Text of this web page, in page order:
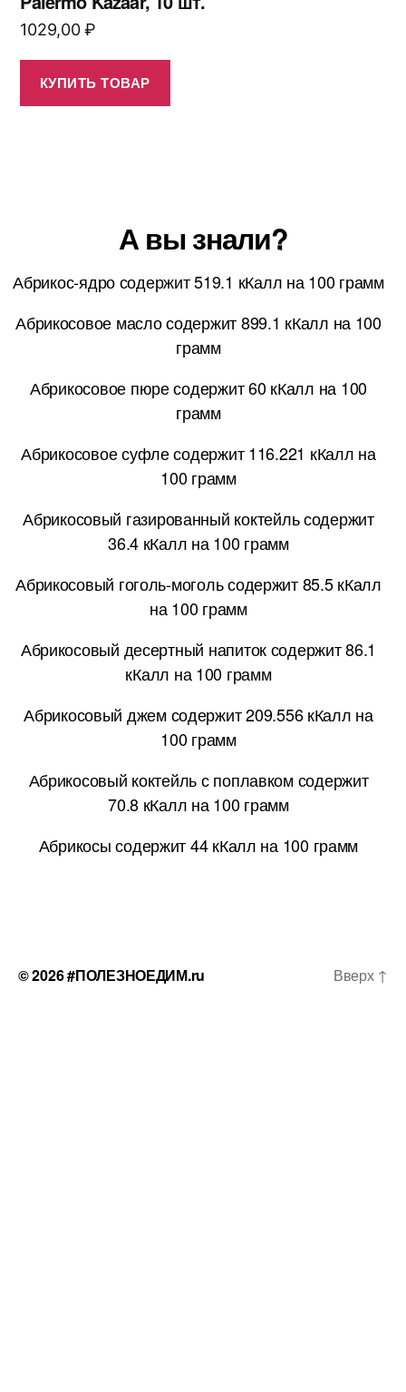
1029,00₽
КУПИТЬ ТОВАР
А вы знали?
Абрикос-ядро содержит 519.1 кКалл на 100 грамм
Абрикосовое масло содержит 899.1 кКалл на 100
грамм
Абрикосовое пюре содержит 60 кКалл на 100
грамм
Абрикосовое суфле содержит 116.221 кКалл на
100 грамм
Абрикосовый газированный коктейль содержит
36.4 кКалл на 100 грамм
Абрикосовый гоголь-моголь содержит 85.5 кКалл
на 100 грамм
Абрикосовый десертный напиток содержит 86.1
кКалл на 100 грамм
Абрикосовый джем содержит 209.556 кКалл на
100 грамм
Абрикосовый коктейль с поплавком содержит
70.8 кКалл на 100 грамм
Абрикосы содержит 44 кКалл на 100 грамм
© 2026#ПОЛЕЗНОЕДИМ.ru Вверх ↑